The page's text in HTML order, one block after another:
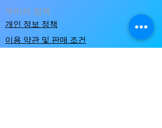
우리의 정책
개인 정보 정책
이용 약관 및 판매 조건